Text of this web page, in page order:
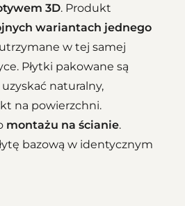
3D. Produkt
wariantach jednego
w tej samej
Płytki pakowane są
naturalny,
na powierzchni.
montażu na ścianie.
bazową w identycznym